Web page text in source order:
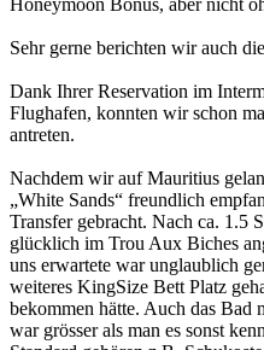
Honeymoon Bonus, aber nicht
Sehr gerne berichten wir auch
Dank Ihrer Reservation im
Flughafen, konnten wir schon
antreten.
Nachdem wir auf Mauritius
„White Sands“ freundlich
Transfer gebracht. Nach ca. 1.5
glücklich im Trou Aux Biches
uns erwartete war unglaublich
weiteres KingSize Bett Platz
bekommen hätte. Auch das Bad
war grösser als man es sonst